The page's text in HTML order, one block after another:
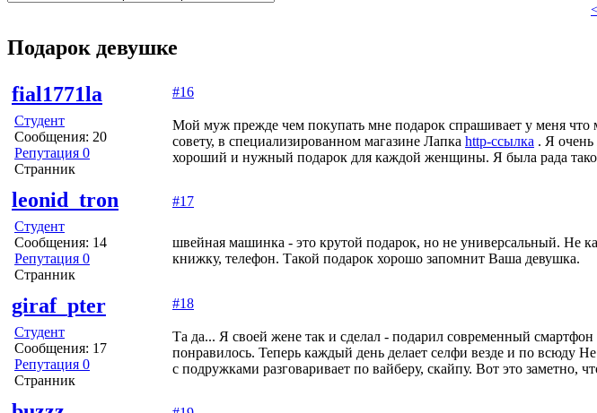
Подарок девушке
fial1771la
Студент
Сообщения: 20
Репутация 0
Странник
#16
Мой муж прежде чем покупать мне подарок спрашивает у меня
совету, в специализированном магазине Лапка http-ссылка . Я очень
хороший и нужный подарок для каждой женщины. Я была рада
leonid_tron
Студент
Сообщения: 14
Репутация 0
Странник
#17
швейная машинка - это крутой подарок, но не универсальный. Не
книжку, телефон. Такой подарок хорошо запомнит Ваша девушка.
giraf_pter
Студент
Сообщения: 17
Репутация 0
Странник
#18
Та да... Я своей жене так и сделал - подарил современный
понравилось. Теперь каждый день делает селфи везде и по всюду
с подружками разговаривает по вайберу, скайпу. Вот это заметно,